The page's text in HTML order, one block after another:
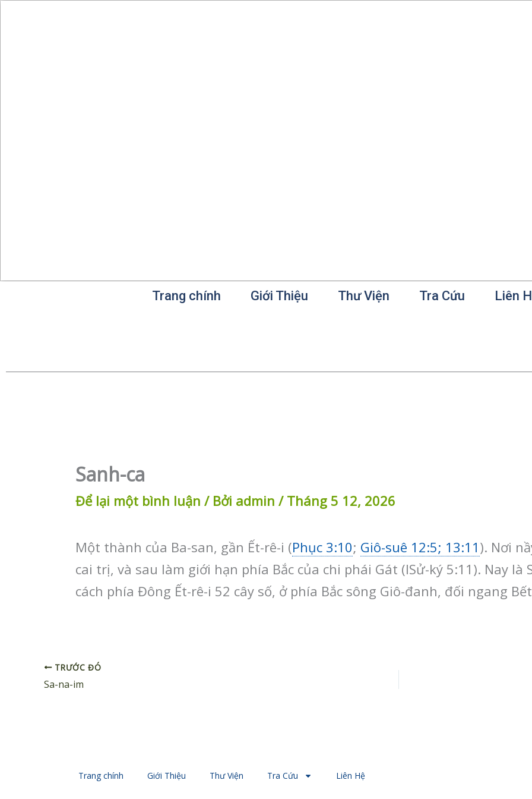
Trang chính Giới Thiệu Thư Viện Tra Cứu Liên
Sanh-ca
Để lại một bình luận / Bởi admin / Tháng 5 12, 2026
Một thành của Ba-san, gần Ết-rê-i (Phục 3:10; Giô-suê 12:5; 13:11 ). Nơi
cai trị, và sau làm giới hạn phía Bắc của chi phái Gát (ISử-ký 5:11). Nay
cách phía Đông Ết-rê-i 52 cây số, ở phía Bắc sông Giô-đanh, đối ngang
TRƯỚC ĐÓ
Sa-na-im
Trang chính Giới Thiệu Thư Viện Tra Cứu Liên Hệ